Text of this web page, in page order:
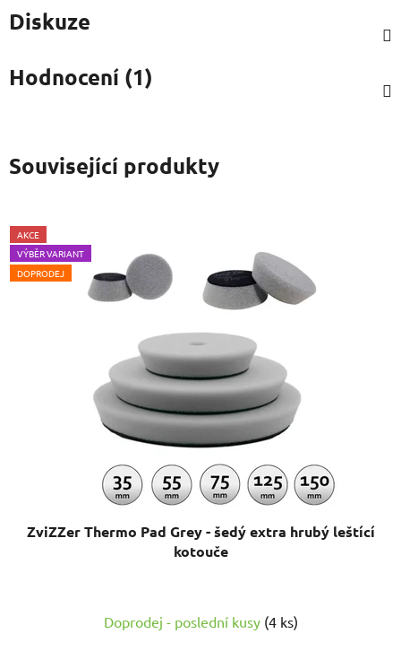
Diskuze
Hodnocení (1)
Související produkty
AKCE
VÝBĚR VARIANT
DOPRODEJ
ZviZZer Thermo Pad Grey - šedý extra hrubý leštící
kotouče
Doprodej - poslední kusy (4 ks)